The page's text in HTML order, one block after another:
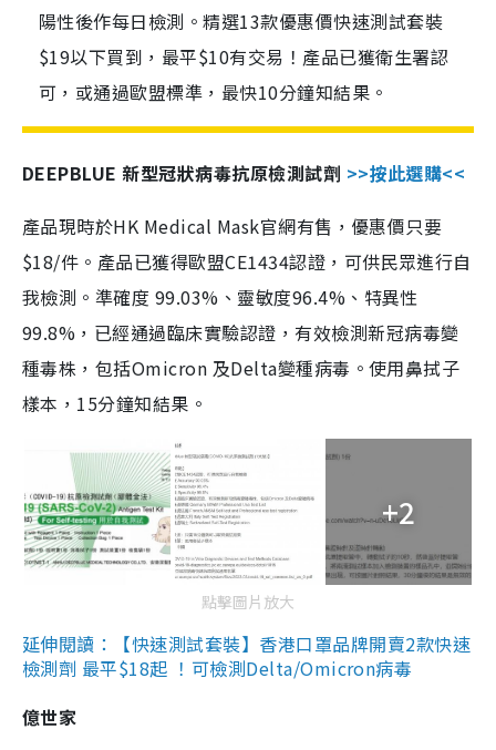
陽性後作每日檢測。精選13款優惠價快速測試套裝
$19以下買到，最平$10有交易！產品已獲衛生署認
可，或通過歐盟標準，最快10分鐘知結果。
DEEPBLUE 新型冠狀病毒抗原檢測試劑 >>按此選購<<
產品現時於HK Medical Mask官網有售，優惠價只要
$18/件。產品已獲得歐盟CE1434認證，可供民眾進行自
我檢測。準確度 99.03%、靈敏度96.4%、特異性
99.8%，已經通過臨床實驗認證，有效檢測新冠病毒變
種毒株，包括Omicron 及Delta變種病毒。使用鼻拭子
樣本，15分鐘知結果。
+2
點擊圖片放大
延伸閱讀：【快速測試套裝】香港口罩品牌開賣2款快速
檢測劑 最平$18起 ！可檢測Delta/Omicron病毒
億世家